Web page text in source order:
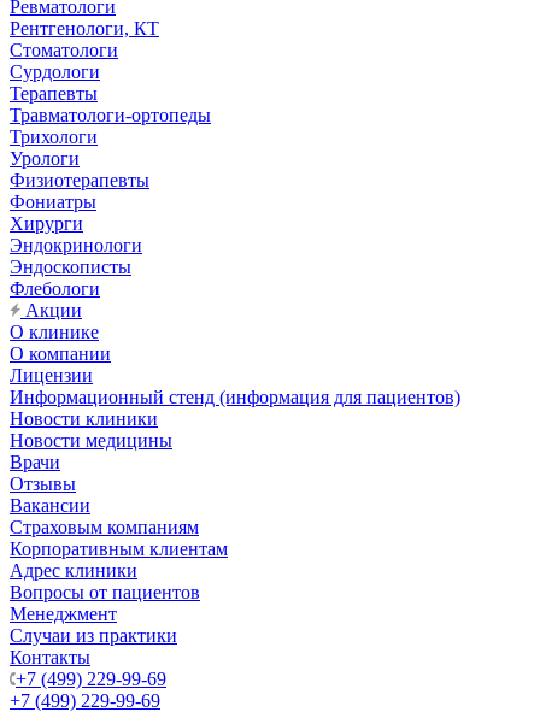
Ревматологи
Рентгенологи, КТ
Стоматологи
Сурдологи
Терапевты
Травматологи-ортопеды
Трихологи
Урологи
Физиотерапевты
Фониатры
Хирурги
Эндокринологи
Эндоскописты
Флебологи
Акции
О клинике
О компании
Лицензии
Информационный стенд (информация для пациентов)
Новости клиники
Новости медицины
Врачи
Отзывы
Вакансии
Страховым компаниям
Корпоративным клиентам
Адрес клиники
Вопросы от пациентов
Менеджмент
Случаи из практики
Контакты
+7 (499) 229-99-69
+7 (499) 229-99-69